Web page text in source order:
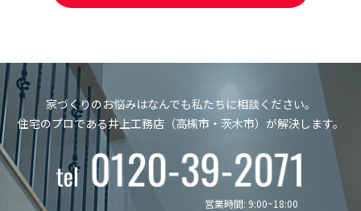
家づくりのお悩みはなんでも私たちに相談ください。
住宅のプロである井上工務店（高槻市・茨木市）が解決します。
営業時間: 9:00~18:00